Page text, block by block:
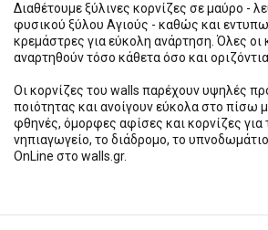
Διαθέτουμε ξύλινες κορνίζες σε μαύρο -
φυσικού ξύλου Αγιούς - καθώς και
κρεμάστρες για εύκολη ανάρτηση. Όλες οι
αναρτηθούν τόσο κάθετα όσο και
Οι κορνίζες του walls παρέχουν υψηλές
ποιότητας και ανοίγουν εύκολα στο πίσω
φθηνές, όμορφες αφίσες και κορνίζες για
νηπιαγωγείο, το διάδρομο, το
OnLine στο walls.gr.